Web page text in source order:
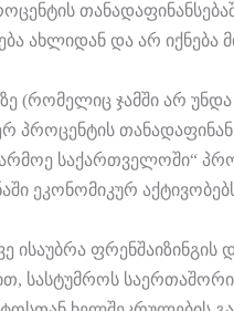
ახლიდან და არ იქნება
(რომელიც ჯამში არ უნდა
პროცენტის
საქართველოში“
ეკონომიკურ
ფრენშაიზინგის
სასტუმროს